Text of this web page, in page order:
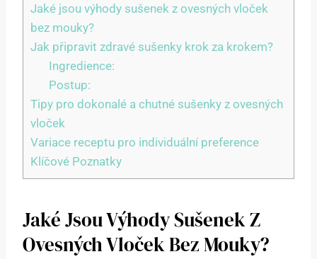
Jaké jsou výhody sušenek z ovesných vloček
bez mouky?
Jak připravit zdravé sušenky krok za krokem?
Ingredience:
Postup:
Tipy pro dokonalé a chutné sušenky z ovesných
vloček
Variace receptu pro individuální preference
Klíčové Poznatky
Jaké Jsou Výhody Sušenek Z
Ovesných Vloček Bez Mouky?